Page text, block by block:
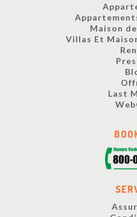
Maison
Villas Et
Last